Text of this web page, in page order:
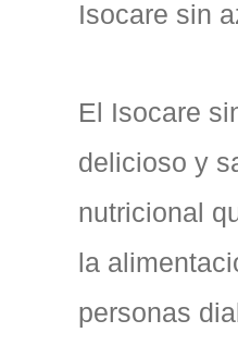
Isocare sin
El Isocare
delicioso y
nutricional
la
personas